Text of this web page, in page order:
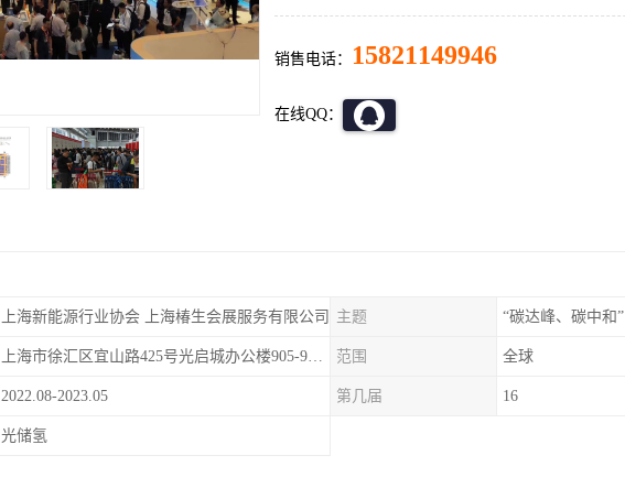
销售电话： 15821149946
在线QQ：
上海新能源行业协会 上海椿生会展服务有限公司 主题 “碳达峰、碳中和”
上海市徐汇区宜山路425号光启城办公楼905-907室 范围 全球
2022.08-2023.05 第几届 16
光储氢